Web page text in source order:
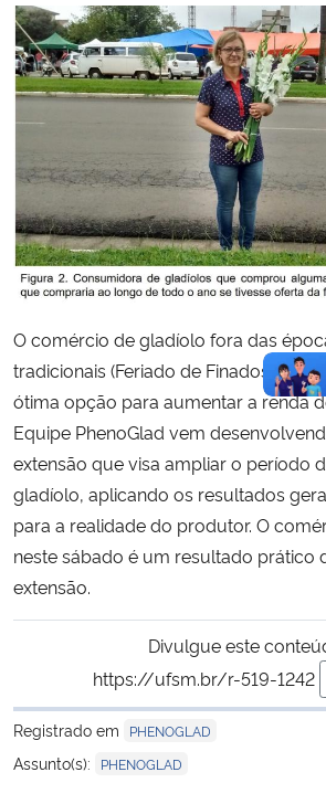
O comércio de gladíolo fora das
tradicionais (Feriado de Finados e Dia
ótima opção para aumentar a renda
Equipe PhenoGlad vem
extensão que visa ampliar o período
gladíolo, aplicando os resultados
para a realidade do produtor. O
neste sábado é um resultado prático
extensão.
Divulgue este
https://ufsm.br/r-519-1242
Registrado em
PHENOGLAD
Assunto(s): PHENOGLAD